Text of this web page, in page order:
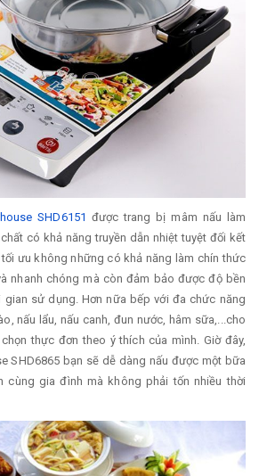
SHD6151 được trang bị mâm nấu làm
có khả năng truyền dẫn nhiệt tuyệt đối kết
ưu không những có khả năng làm chín thức
nhanh chóng mà còn đảm bảo được độ bền
sử dụng. Hơn nữa bếp với đa chức năng
nấu lẩu, nấu canh, đun nước, hâm sữa,...cho
thực đơn theo ý thích của mình. Giờ đây,
SHD6865 bạn sẽ dễ dàng nấu được một bữa
cùng gia đình mà không phải tốn nhiều thời